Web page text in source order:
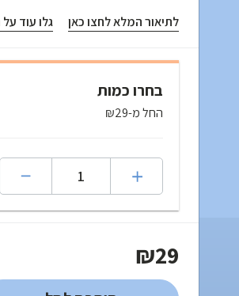
לתיאור המלא לחצו כאן גלו עוד
בחרו כמות
החל מ-₪29
₪29